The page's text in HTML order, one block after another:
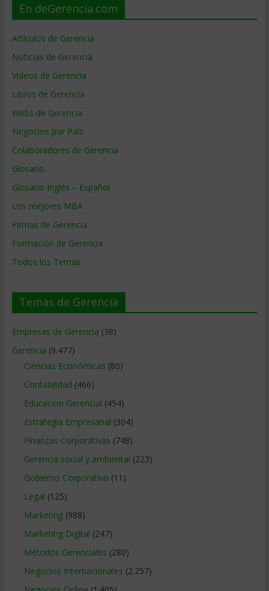
En deGerencia.com
Artículos de Gerencia
Noticias de Gerencia
Videos de Gerencia
Libros de Gerencia
Webs de Gerencia
Negocios por País
Colaboradores de Gerencia
Glosario
Glosario Inglés – Español
Los mejores MBA
Firmas de Gerencia
Formación de Gerencia
Todos los Temas
Temas de Gerencia
Empresas de Gerencia (38)
Gerencia (9.477)
Ciencias Económicas (80)
Contabilidad (466)
Educacion Gerencial (454)
Estrategia Empresarial (304)
Finanzas Corporativas (748)
Gerencia social y ambiental (223)
Gobierno Corporativo (11)
Legal (125)
Marketing(988)
Marketing Digital (247)
Métodos Gerenciales (280)
Negocios Internacionales (2.257)